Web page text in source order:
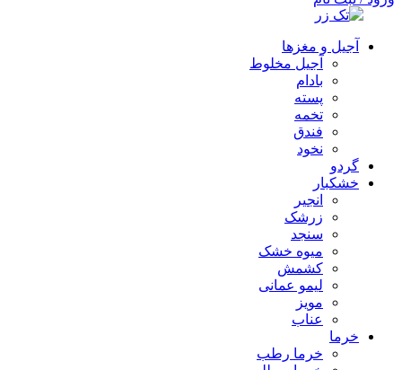
آجیل و مغزها
آجیل مخلوط
بادام
پسته
تخمه
فندق
نخود
گردو
خشکبار
انجیر
زرشک
سنجد
میوه خشک
کشمش
لیمو عمانی
مویز
عناب
خرما
خرما رطب